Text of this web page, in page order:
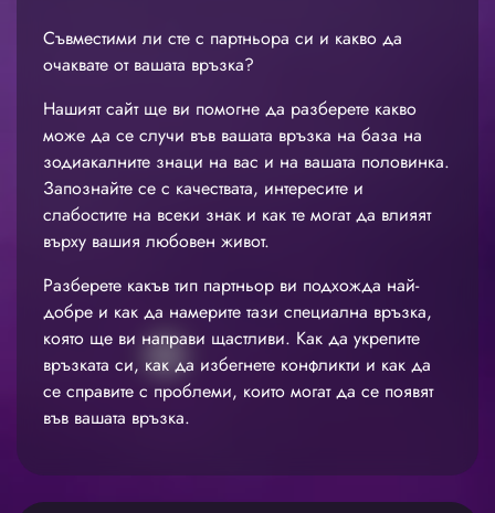
Съвместими ли сте с партньора си и какво да
очаквате от вашата връзка?
Нашият сайт ще ви помогне да разберете какво
може да се случи във вашата връзка на база на
зодиакалните знаци на вас и на вашата половинка.
Запознайте се с качествата, интересите и
слабостите на всеки знак и как те могат да влияят
върху вашия любовен живот.
Разберете какъв тип партньор ви подхожда най-
добре и как да намерите тази специална връзка,
която ще ви направи щастливи. Как да укрепите
връзката си, как да избегнете конфликти и как да
се справите с проблеми, които могат да се появят
във вашата връзка.